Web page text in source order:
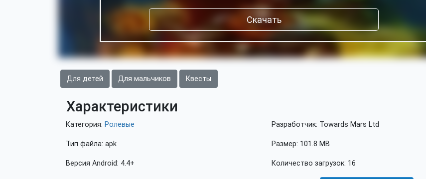
Скачать
Для детей Для мальчиков Квесты
Характеристики
Категория: Ролевые
Тип файла: apk
Версия Android: 4.4+
Разработчик: Towards Mars Ltd
Размер: 101.8 MB
Количество загрузок: 16